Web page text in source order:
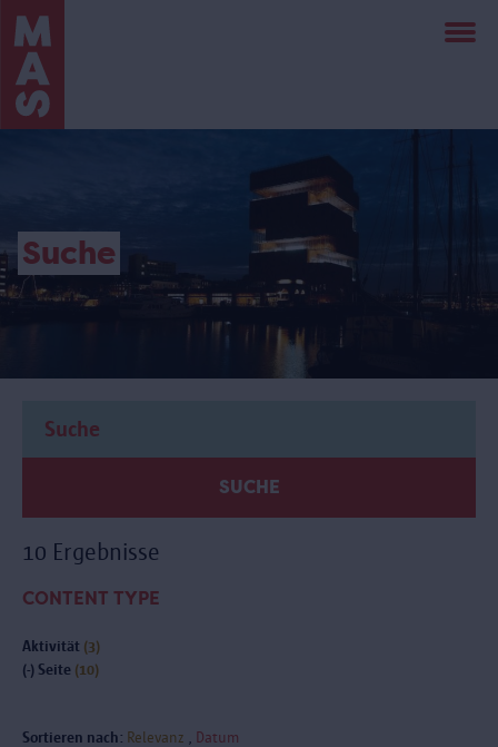
Direkt
zum
Inhalt
Suche
SUCHE
10 Ergebnisse
CONTENT TYPE
Aktivität (3)
(-) Seite (10)
Sortieren nach: Relevanz Datum